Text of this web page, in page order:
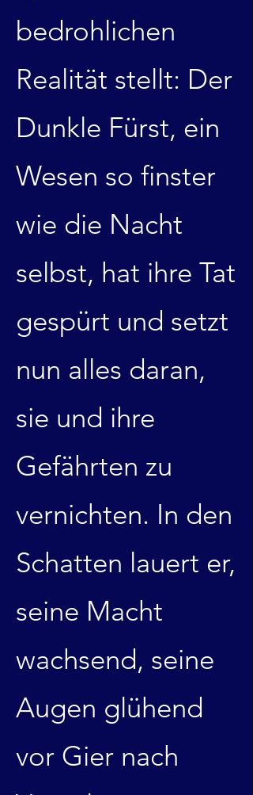
bedrohlichen
Realität stellt: Der
Dunkle Fürst, ein
Wesen so finster
wie die Nacht
selbst, hat ihre Tat
gespürt und setzt
nun alles daran,
sie und ihre
Gefährten zu
vernichten. In den
Schatten lauert er,
seine Macht
wachsend, seine
Augen glühend
vor Gier nach